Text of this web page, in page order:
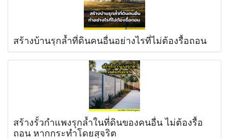
สร้างบ้านรุกล้ำที่ดินคนอื่นอย่างไรที่ไม่ต้องรื้อถอน
สร้างรั้วกำแพงรุกล้ำในที่ดินของคนอื่น ไม่ต้องรื้อ
ถอน หากกระทำโดยสุจริต